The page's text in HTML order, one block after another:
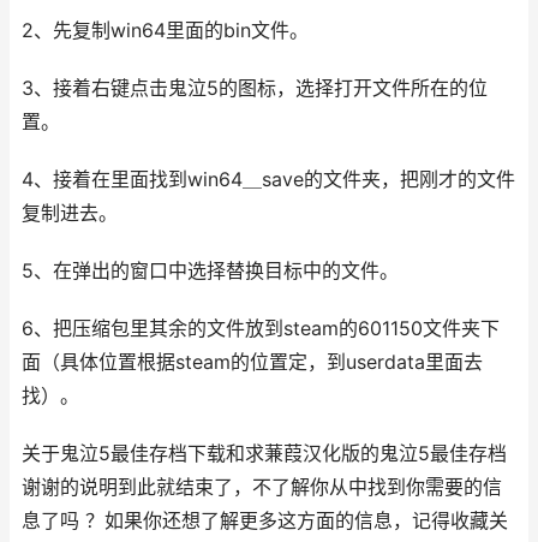
2、先复制win64里面的bin文件。
3、接着右键点击鬼泣5的图标，选择打开文件所在的位
置。
4、接着在里面找到win64＿save的文件夹，把刚才的文件
复制进去。
5、在弹出的窗口中选择替换目标中的文件。
6、把压缩包里其余的文件放到steam的601150文件夹下
面（具体位置根据steam的位置定，到userdata里面去
找）。
关于鬼泣5最佳存档下载和求蒹葭汉化版的鬼泣5最佳存档
谢谢的说明到此就结束了，不了解你从中找到你需要的信
息了吗 ？如果你还想了解更多这方面的信息，记得收藏关